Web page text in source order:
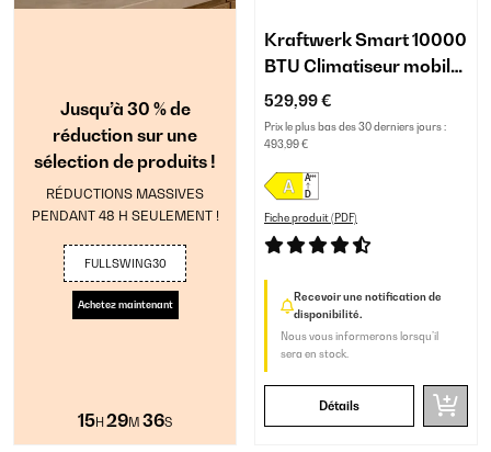
Jusqu’à 30 % de
réduction sur une
sélection de produits !
RÉDUCTIONS MASSIVES
PENDANT 48 H SEULEMENT !
FULLSWING30
Achetez maintenant
15H 29M 36S
Kraftwerk Smart 10000
BTU Climatiseur mobile
Blanc
529,99 €
Prix le plus bas des 30 derniers jours :
493,99 €
Fiche produit (PDF)
Recevoir une notification de
disponibilité.
Nous vous informerons lorsqu’il
sera en stock.
Détails